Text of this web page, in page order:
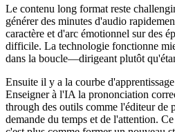
Le contenu long format reste
générer des minutes d'audio
caractère et d'arc émotionnel sur des
difficile. La technologie fonctionne
dans la boucle—dirigeant plutôt
Ensuite il y a la courbe
Enseigner à l'IA la prononciation
through des outils comme l'éditeur
demande du temps et de l'attention.